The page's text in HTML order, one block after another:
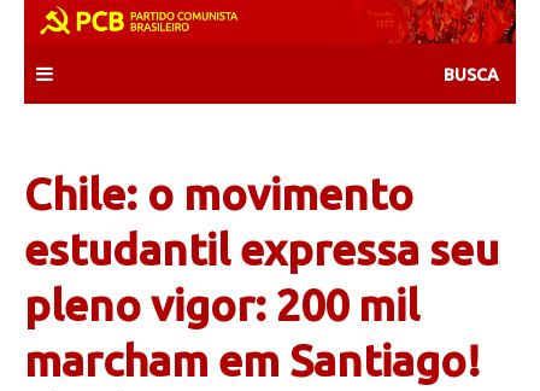
content
Chile: o movimento
estudantil expressa seu
pleno vigor: 200 mil
marcham em Santiago!